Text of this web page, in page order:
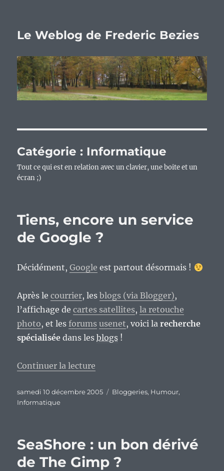
Le Weblog de Frederic Bezies
Catégorie : Informatique
Tout ce qui est en relation avec un clavier, une boite et un
écran ;)
Tiens, encore un service
de Google ?
Décidément,Google est partout désormais !
Après lecourrier, lesblogs (via Blogger),
l’affichage decartes satellites,la retouche
photo, et lesforums usenet, voici larecherche
spécialisée dans lesblogs !
Continuer la lecture
Publié
le
samedi 10 décembre 2005 Catégories
Bloggeries, Humour,
Informatique
SeaShore : un bon dérivé
de The Gimp ?